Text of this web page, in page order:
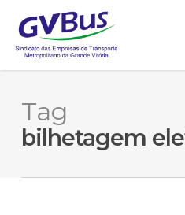
main
content
Tag
bilhetagem